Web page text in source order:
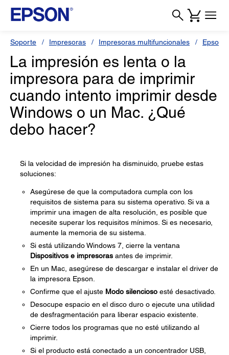
Soporte Impresoras Impresoras multifuncionales Epson L
La impresión es lenta o la
impresora para de imprimir
cuando intento imprimir desde
Windows o un Mac. ¿Qué
debo hacer?
Si la velocidad de impresión ha disminuido, pruebe estas
soluciones:
Asegúrese de que la computadora cumpla con los
requisitos de sistema para su sistema operativo. Si va a
imprimir una imagen de alta resolución, es posible que
necesite superar los requisitos mínimos. Si es necesario,
aumente la memoria de su sistema.
Si está utilizando Windows 7, cierre la ventana
Dispositivos e impresoras antes de imprimir.
En un Mac, asegúrese de descargar e instalar el driver de
la impresora Epson.
Confirme que el ajuste Modo silencioso esté desactivado.
Desocupe espacio en el disco duro o ejecute una utilidad
de desfragmentación para liberar espacio existente.
Cierre todos los programas que no esté utilizando al
imprimir.
Si el producto está conectado a un concentrador USB,